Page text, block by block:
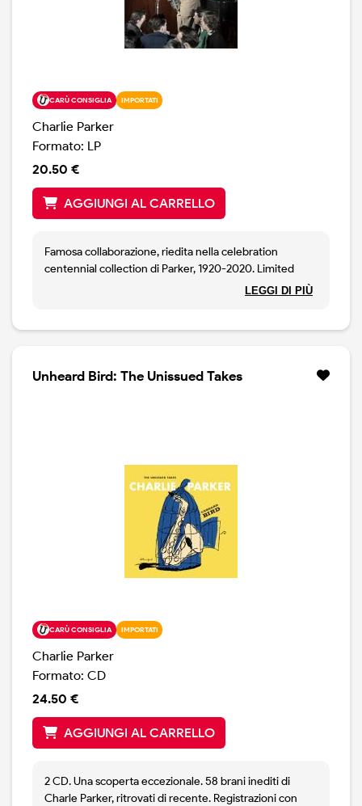
CARÙ CONSIGLIA IMPORTATI
Charlie Parker
Formato: LP
20.50 €
AGGIUNGI AL CARRELLO
Famosa collaborazione, riedita nella celebration
centennial collection di Parker, 1920-2020. Limited
LEGGI DI PIÙ
Unheard Bird: The Unissued Takes
CARÙ CONSIGLIA IMPORTATI
Charlie Parker
Formato: CD
24.50 €
AGGIUNGI AL CARRELLO
2 CD. Una scoperta eccezionale. 58 brani inediti di
Charle Parker, ritrovati di recente. Registrazioni con